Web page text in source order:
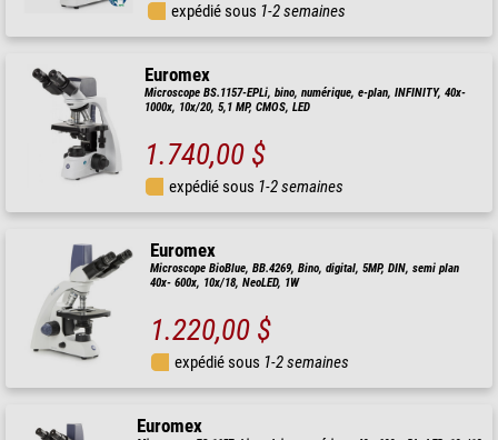
expédié sous 1-2 semaines
Euromex
Microscope BS.1157-EPLi, bino, numérique, e-plan, INFINITY, 40x-
1000x, 10x/20, 5,1 MP, CMOS, LED
1.740,00 $
expédié sous 1-2 semaines
Euromex
Microscope BioBlue, BB.4269, Bino, digital, 5MP, DIN, semi plan
40x- 600x, 10x/18, NeoLED, 1W
1.220,00 $
expédié sous 1-2 semaines
Euromex